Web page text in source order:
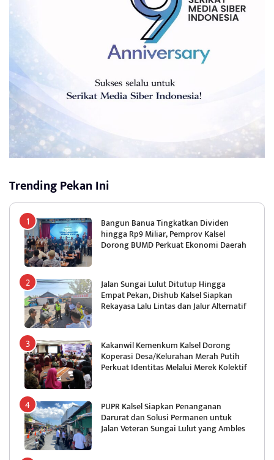
Trending Pekan Ini
Bangun Banua Tingkatkan Dividen
hingga Rp9 Miliar, Pemprov Kalsel
Dorong BUMD Perkuat Ekonomi Daerah
Jalan Sungai Lulut Ditutup Hingga
Empat Pekan, Dishub Kalsel Siapkan
Rekayasa Lalu Lintas dan Jalur Alternatif
Kakanwil Kemenkum Kalsel Dorong
Koperasi Desa/Kelurahan Merah Putih
Perkuat Identitas Melalui Merek Kolektif
PUPR Kalsel Siapkan Penanganan
Darurat dan Solusi Permanen untuk
Jalan Veteran Sungai Lulut yang Ambles